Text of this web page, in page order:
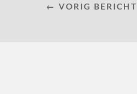
← VORIG BERICHT